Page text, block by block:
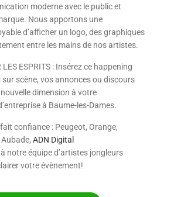
moderne avec le public et
Nous apportons une
d’afficher un logo, des graphiques
entre les mains de nos artistes.
LES ESPRITS : Insérez ce happening
scène, vos annonces ou discours
dimension à votre
à Baume-les-Dames.
confiance : Peugeot, Orange,
ADN Digital
notre équipe d’artistes jongleurs
votre évènement!